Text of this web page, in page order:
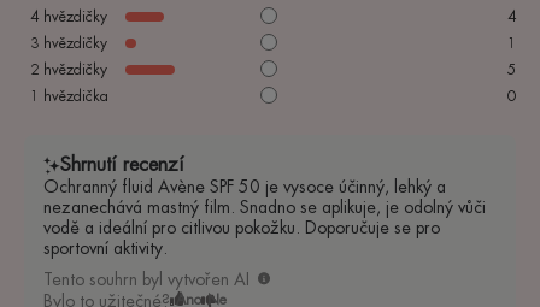
4 hvězdičky
4
3 hvězdičky
2 hvězdičky
5
hvězdička 0
Shrnutí recenzí
Ochranný fluid Avène SPF 50 je vysoce účinný, lehký a
nezanechává mastný film. Snadno se aplikuje, je odolný vůči
vodě a ideální pro citlivou pokožku. Doporučuje se pro
sportovní aktivity.
Tento souhrn byl vytvořen AI
Bylo to užitečné?
Ano Ne